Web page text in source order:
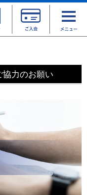
協力のお願い